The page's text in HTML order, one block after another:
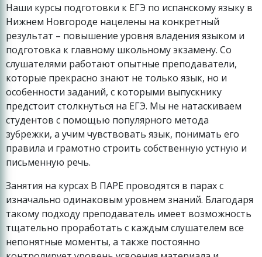
Наши курсы подготовки к ЕГЭ по испанскому языку в
Нижнем Новгороде нацелены на конкретный
результат – повышение уровня владения языком и
подготовка к главному школьному экзамену. Со
слушателями работают опытные преподаватели,
которые прекрасно знают не только язык, но и
особенности заданий, с которыми выпускнику
предстоит столкнуться на ЕГЭ. Мы не натаскиваем
студентов с помощью популярного метода
зубрежки, а учим чувствовать язык, понимать его
правила и грамотно строить собственную устную и
письменную речь.
Занятия на курсах В ПАРЕ проводятся в парах с
изначально одинаковым уровнем знаний. Благодаря
такому подходу преподаватель имеет возможность
тщательно проработать с каждым слушателем все
непонятные моменты, а также постоянно